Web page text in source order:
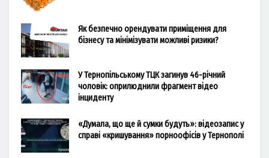
Як безпечно орендувати приміщення для
бізнесу та мінімізувати можливі ризики?
У Тернопільському ТЦК загинув 46-річний
чоловік: оприлюднили фрагмент відео
інциденту
«Думала, що ще й сумки будуть»: відеозапис у
справі «кришування» порноофісів у Тернополі